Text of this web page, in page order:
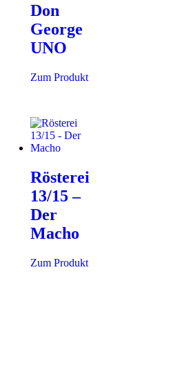
Don
George
UNO
Zum Produkt
Rösterei
13/15 –
Der
Macho
Zum Produkt